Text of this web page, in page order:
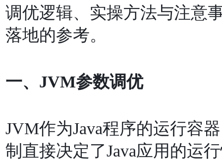
调优逻辑、实操⽅法与注意
落地的参考。
⼀、JVM参数调优
JVM作为Java程序的运⾏容
制直接决定了Java应⽤的运